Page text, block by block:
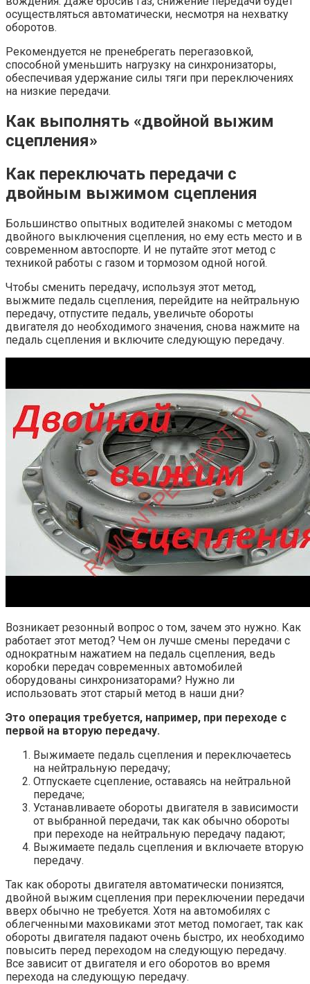
осуществляться автоматически, несмотря на нехватку
оборотов.
Рекомендуется не пренебрегать перегазовкой,
способной уменьшить нагрузку на синхронизаторы,
обеспечивая удержание силы тяги при переключениях
на низкие передачи.
Как выполнять «двойной выжим
сцепления»
Как переключать передачи с
двойным выжимом сцепления
Большинство опытных водителей знакомы с методом
двойного выключения сцепления, но ему есть место и в
современном автоспорте. И не путайте этот метод с
техникой работы с газом и тормозом одной ногой.
Чтобы сменить передачу, используя этот метод,
выжмите педаль сцепления, перейдите на нейтральную
передачу, отпустите педаль, увеличьте обороты
двигателя до необходимого значения, снова нажмите на
педаль сцепления и включите следующую передачу.
Возникает резонный вопрос о том, зачем это нужно. Как
работает этот метод? Чем он лучше смены передачи с
однократным нажатием на педаль сцепления, ведь
коробки передач современных автомобилей
оборудованы синхронизаторами? Нужно ли
использовать этот старый метод в наши дни?
Это операция требуется, например, при переходе с
первой на вторую передачу.
Выжимаете педаль сцепления и переключаетесь
на нейтральную передачу;
Отпускаете сцепление, оставаясь на нейтральной
передаче;
Устанавливаете обороты двигателя в зависимости
от выбранной передачи, так как обычно обороты
при переходе на нейтральную передачу падают;
Выжимаете педаль сцепления и включаете вторую
передачу.
Так как обороты двигателя автоматически понизятся,
двойной выжим сцепления при переключении передачи
вверх обычно не требуется. Хотя на автомобилях с
облегченными маховиками этот метод помогает, так как
обороты двигателя падают очень быстро, их необходимо
повысить перед переходом на следующую передачу.
Все зависит от двигателя и его оборотов во время
перехода на следующую передачу.